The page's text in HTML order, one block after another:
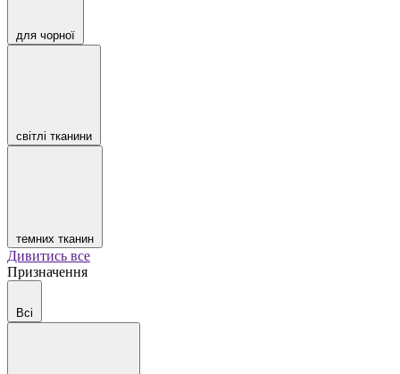
для чорної
світлі тканини
темних тканин
Дивитись все
Призначення
Всі